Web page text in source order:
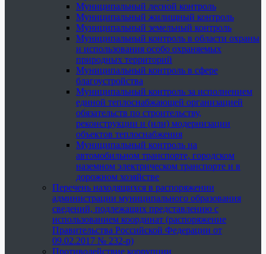
Муниципальный лесной контроль
Муниципальный жилищный контроль
Муниципальный земельный контроль
Муниципальный контроль в области охраны
и использования особо охраняемых
природных территорий
Муниципальный контроль в сфере
благоустройства
Муниципальный контроль за исполнением
единой теплоснабжающей организацией
обязательств по строительству,
реконструкции и (или) модернизации
объектов теплоснабжения
Муниципальный контроль на
автомобильном транспорте, городском
наземном электрическом транспорте и в
дорожном хозяйстве
Перечень находящихся в распоряжении
администрации муниципального образования
сведений, подлежащих представлению с
использованием координат (распоряжение
Правительства Российской Федерации от
09.02.2017 № 232-р)
Противодействие коррупции